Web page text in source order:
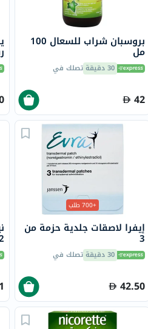
بروسبان شراب للسعال 100
مل
30 دقيقة تصلك في
42
+700 طلب
إيفرا لاصقات جلدية حزمة من
3
30 دقيقة تصلك في
42.50
2